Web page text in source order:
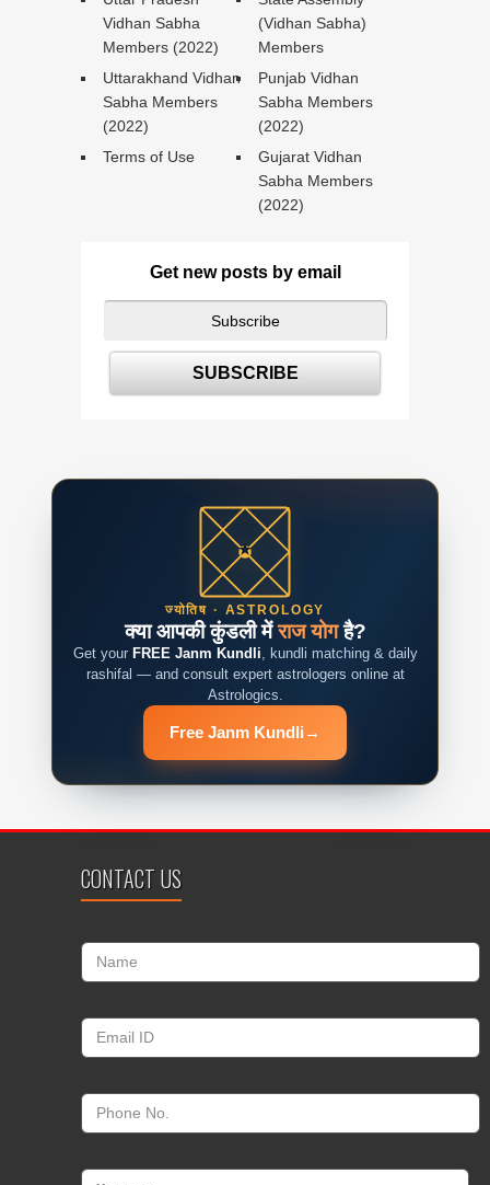
Vidhan Sabha
Members (2022)
(Vidhan Sabha)
Members
Uttarakhand Vidhan
Sabha Members
(2022)
Punjab Vidhan
Sabha Members
(2022)
Terms of Use
Gujarat Vidhan
Sabha Members
(2022)
Get new posts by email
ज्योतिष · ASTROLOGY
क्या आपकी कुंडली मेंराज योगहै?
Get your FREE Janm Kundli, kundli matching & daily
rashifal — and consult expert astrologers online at
Astrologics.
Free Janm Kundli →
CONTACT US